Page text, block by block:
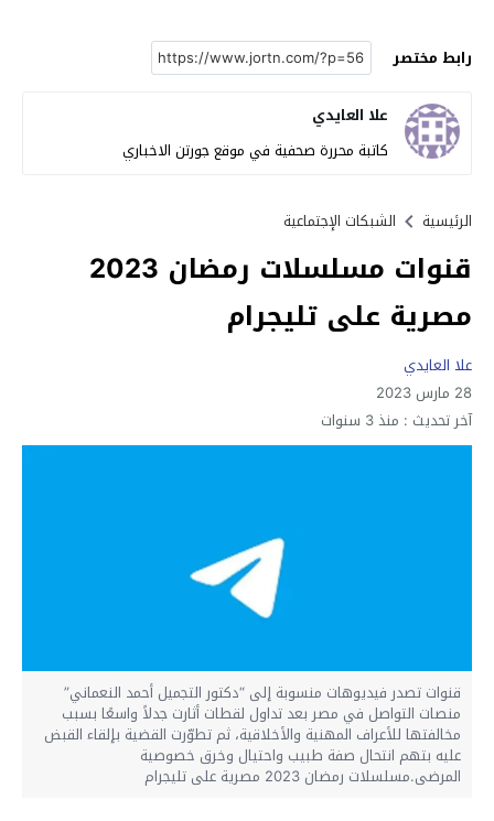
رابط مختصر
علا العايدي
كاتبة محررة صحفية في موقع جورتن الاخباري
الرئيسية الشبكات الإجتماعية
قنوات مسلسلات رمضان 2023
مصرية على تليجرام
علا العايدي
28 مارس 2023
آخر تحديث : منذ 3 سنوات
قنوات تصدر فيديوهات منسوبة إلى “دكتور التجميل أحمد النعماني”
منصات التواصل في مصر بعد تداول لقطات أثارت جدلاً واسعًا بسبب
مخالفتها للأعراف المهنية والأخلاقية، ثم تطوّرت القضية بإلقاء القبض
عليه بتهم انتحال صفة طبيب واحتيال وخرق خصوصية
المرضى.مسلسلات رمضان 2023 مصرية على تليجرام